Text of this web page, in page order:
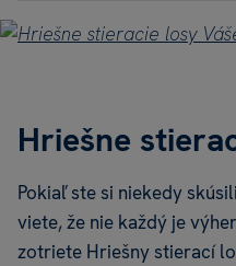
Hriešne
Pokiaľ ste si niekedy
viete, že nie každý je
zotriete Hriešny stierací